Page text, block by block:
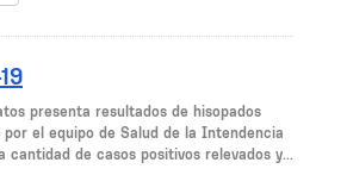
presenta resultados de hisopados
por el equipo de Salud de la Intendencia
cantidad de casos positivos relevados y...